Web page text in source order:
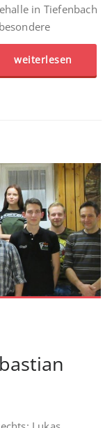
in Tiefenbach
weiterlesen